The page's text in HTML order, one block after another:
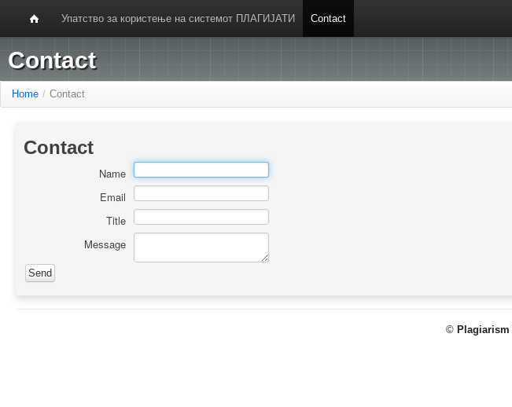
Упатство за користење на системот ПЛАГИЈАТИ Contact
Contact
Home / Contact
Contact
Name
Email
Title
Message
© Plagiarism